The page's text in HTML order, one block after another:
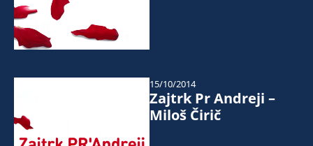
Zajtrk Pr Andreji –
Miloš Čirič
15/10/2014